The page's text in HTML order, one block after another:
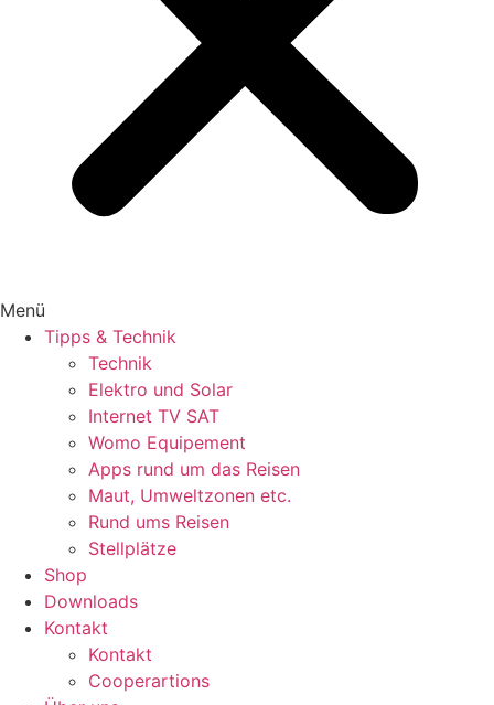
Menü
Tipps & Technik
Technik
Elektro und Solar
Internet TV SAT
Womo Equipement
Apps rund um das Reisen
Maut, Umweltzonen etc.
Rund ums Reisen
Stellplätze
Shop
Downloads
Kontakt
Kontakt
Cooperartions